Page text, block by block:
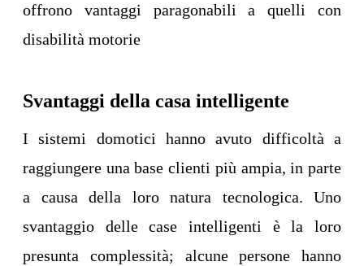
offrono vantaggi paragonabili a quelli con
disabilità motorie
Svantaggi della casa intelligente
I sistemi domotici hanno avuto difficoltà a
raggiungere una base clienti più ampia, in parte
a causa della loro natura tecnologica. Uno
svantaggio delle case intelligenti è la loro
presunta complessità; alcune persone hanno